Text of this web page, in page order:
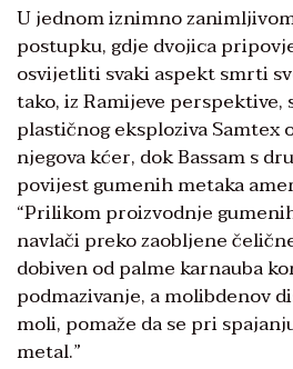
U jednom iznimno
postupku, gdje dvojica
osvijetliti svaki aspekt smrti
tako, iz Ramijeve perspektive,
plastičnog eksploziva Samtex
njegova kćer, dok Bassam s
povijest gumenih metaka
“Prilikom proizvodnje
navlači preko zaobljene
dobiven od palme karnauba
podmazivanje, a molibdenov
moli, pomaže da se pri
metal.”